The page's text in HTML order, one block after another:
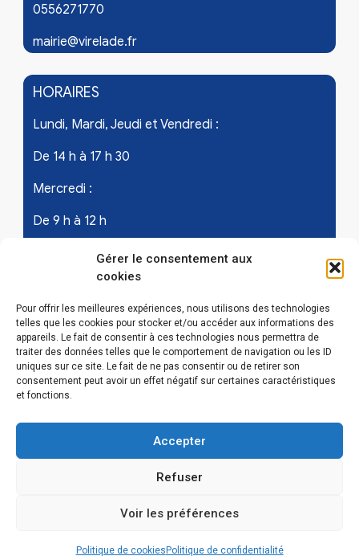
Gérer le consentement aux
cookies
Pour offrir les meilleures expériences, nous utilisons des technologies
telles que les cookies pour stocker et/ou accéder aux informations des
appareils. Le fait de consentir à ces technologies nous permettra de
traiter des données telles que le comportement de navigation ou les ID
uniques sur ce site. Le fait de ne pas consentir ou de retirer son
consentement peut avoir un effet négatif sur certaines caractéristiques
et fonctions.
Accepter
Refuser
Voir les préférences
Politique de cookies Politique de confidentialité
0556271770
mairie@virelade.fr
HORAIRES
Lundi, Mardi, Jeudi et Vendredi :
De 14 h à 17 h 30
Mercredi :
De 9 h à 12 h
Samedi - les 1er et 3ème de chaque mois :
De 9 h à 12 h
LIENS UTILES
Mentions légales
Politique de confidentialité
Politique de cookies (EU)